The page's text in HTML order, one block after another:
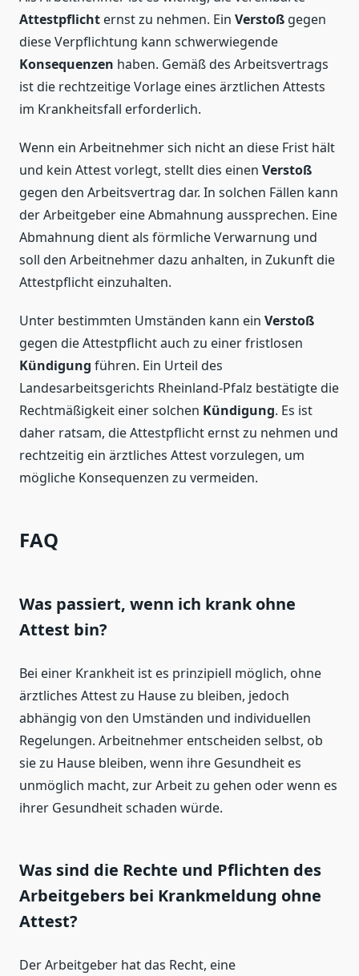
Attestpflicht ernst zu nehmen. Ein Verstoß gegen
diese Verpflichtung kann schwerwiegende
Konsequenzen haben. Gemäß des Arbeitsvertrags
ist die rechtzeitige Vorlage eines ärztlichen Attests
im Krankheitsfall erforderlich.
Wenn ein Arbeitnehmer sich nicht an diese Frist hält
und kein Attest vorlegt, stellt dies einen Verstoß
gegen den Arbeitsvertrag dar. In solchen Fällen kann
der Arbeitgeber eine Abmahnung aussprechen. Eine
Abmahnung dient als förmliche Verwarnung und
soll den Arbeitnehmer dazu anhalten, in Zukunft die
Attestpflicht einzuhalten.
Unter bestimmten Umständen kann ein Verstoß
gegen die Attestpflicht auch zu einer fristlosen
Kündigung führen. Ein Urteil des
Landesarbeitsgerichts Rheinland-Pfalz bestätigte die
Rechtmäßigkeit einer solchen Kündigung. Es ist
daher ratsam, die Attestpflicht ernst zu nehmen und
rechtzeitig ein ärztliches Attest vorzulegen, um
mögliche Konsequenzen zu vermeiden.
FAQ
Was passiert, wenn ich krank ohne
Attest bin?
Bei einer Krankheit ist es prinzipiell möglich, ohne
ärztliches Attest zu Hause zu bleiben, jedoch
abhängig von den Umständen und individuellen
Regelungen. Arbeitnehmer entscheiden selbst, ob
sie zu Hause bleiben, wenn ihre Gesundheit es
unmöglich macht, zur Arbeit zu gehen oder wenn es
ihrer Gesundheit schaden würde.
Was sind die Rechte und Pflichten des
Arbeitgebers bei Krankmeldung ohne
Attest?
Der Arbeitgeber hat das Recht, eine